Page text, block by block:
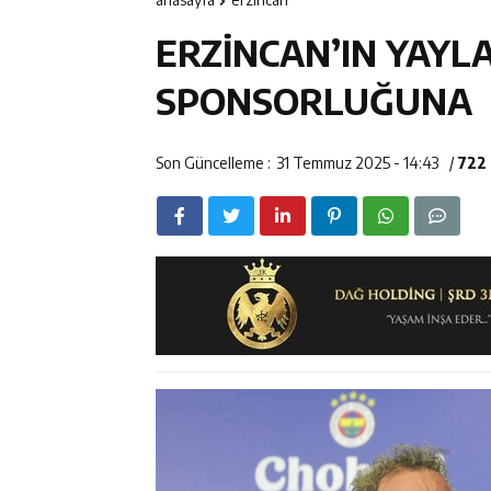
Erzincan’da
12:13 Erzincan Erkek
12:12 Erzincan
12:19 Umre Ödüllü
ERZİNCAN’IN
SPONSORLUĞUNA
Son Güncelleme : 31 Temmuz 2025 - 14:43 /